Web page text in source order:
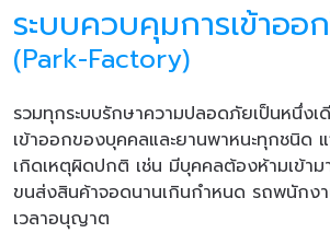
ระบบควบคุมการเข้าออ
(Park-Factory)
รวมทุกระบบรักษาความปลอดภัยเป็นหนึ่ง
เข้าออกของบุคคลและยานพาหนะทุกชนิด
เกิดเหตุผิดปกติ เช่น มีบุคคลต้องห้ามเข้าม
ขนส่งสินค้าจอดนานเกินกำหนด รถพนักง
เวลาอนุญาต